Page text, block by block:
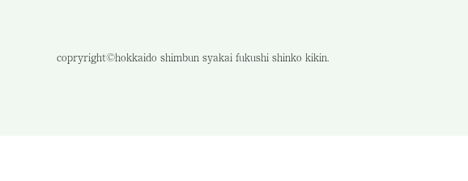
copryright©hokkaido shimbun syakai fukushi shinko kikin.